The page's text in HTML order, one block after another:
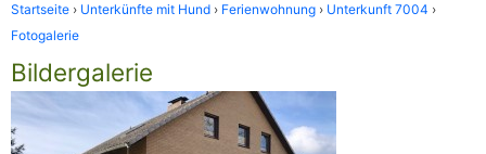
Startseite Unterkünfte mit Hund Ferienwohnung
Unterkunft 7004
Fotogalerie
Bildergalerie